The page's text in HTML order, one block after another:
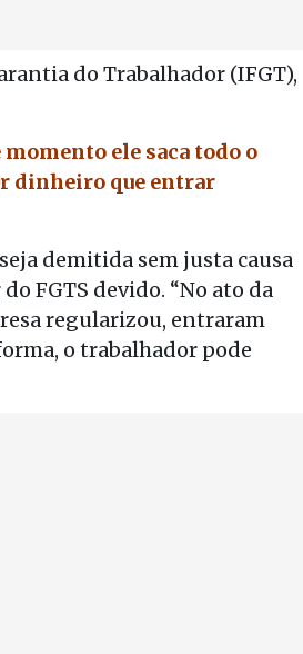
do Trabalhador (IFGT),
ele saca todo o
dinheiro que entrar
demitida sem justa causa
FGTS devido. “No ato da
regularizou, entraram
o trabalhador pode